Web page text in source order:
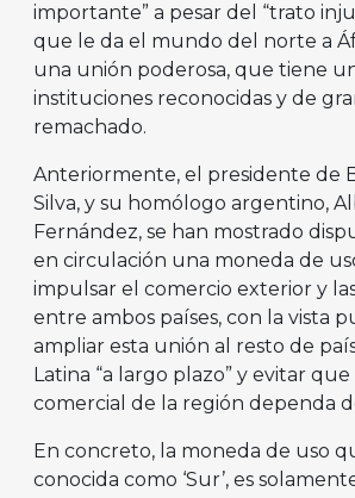
importante” a pesar del “trato
que le da el mundo del norte a
una unión poderosa, que tiene
instituciones reconocidas y de
remachado.
Anteriormente, el presidente de
Silva, y su homólogo argentino,
Fernández, se han mostrado
en circulación una moneda de
impulsar el comercio exterior y
entre ambos países, con la vista
ampliar esta unión al resto de
Latina “a largo plazo” y evitar
comercial de la región dependa
En concreto, la moneda de uso
conocida como ‘Sur’, es